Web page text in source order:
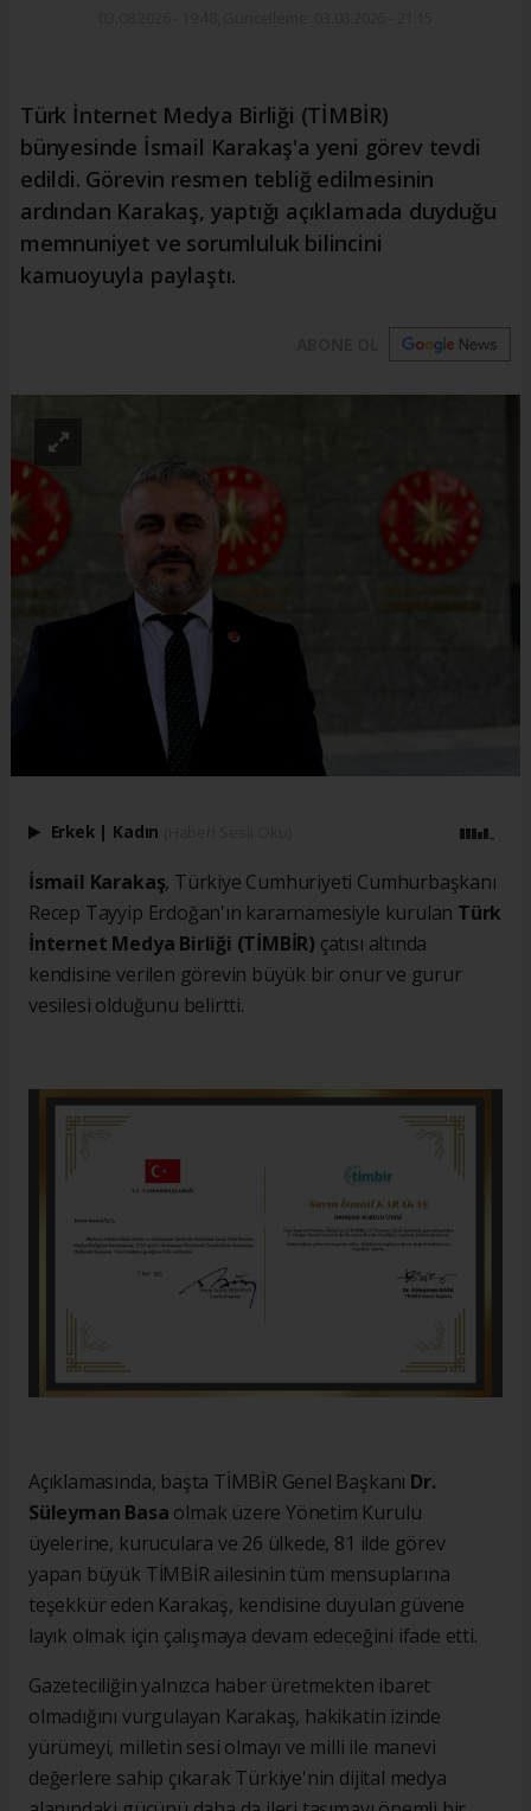
Türk İnternet Medya Birliği (TİMBİR)
bünyesinde İsmail Karakaş'a yeni görev tevdi
edildi. Görevin resmen tebliğ edilmesinin
ardından Karakaş, yaptığı açıklamada duyduğu
memnuniyet ve sorumluluk bilincini
kamuoyuyla paylaştı.
Erkek | Kadın
İsmail Karakaş, Türkiye Cumhuriyeti Cumhurbaşkanı
Recep Tayyip Erdoğan'ın kararnamesiyle kurulan Türk
İnternet Medya Birliği (TİMBİR) çatısı altında
kendisine verilen görevin büyük bir onur ve gurur
vesilesi olduğunu belirtti.
Açıklamasında, başta TİMBİR Genel Başkanı Dr.
Süleyman Basa olmak üzere Yönetim Kurulu
üyelerine, kuruculara ve 26 ülkede, 81 ilde görev
yapan büyük TİMBİR ailesinin tüm mensuplarına
teşekkür eden Karakaş, kendisine duyulan güvene
layık olmak için çalışmaya devam edeceğini ifade etti.
Gazeteciliğin yalnızca haber üretmekten ibaret
olmadığını vurgulayan Karakaş, hakikatin izinde
yürümeyi, milletin sesi olmayı ve milli ile manevi
değerlere sahip çıkarak Türkiye'nin dijital medya